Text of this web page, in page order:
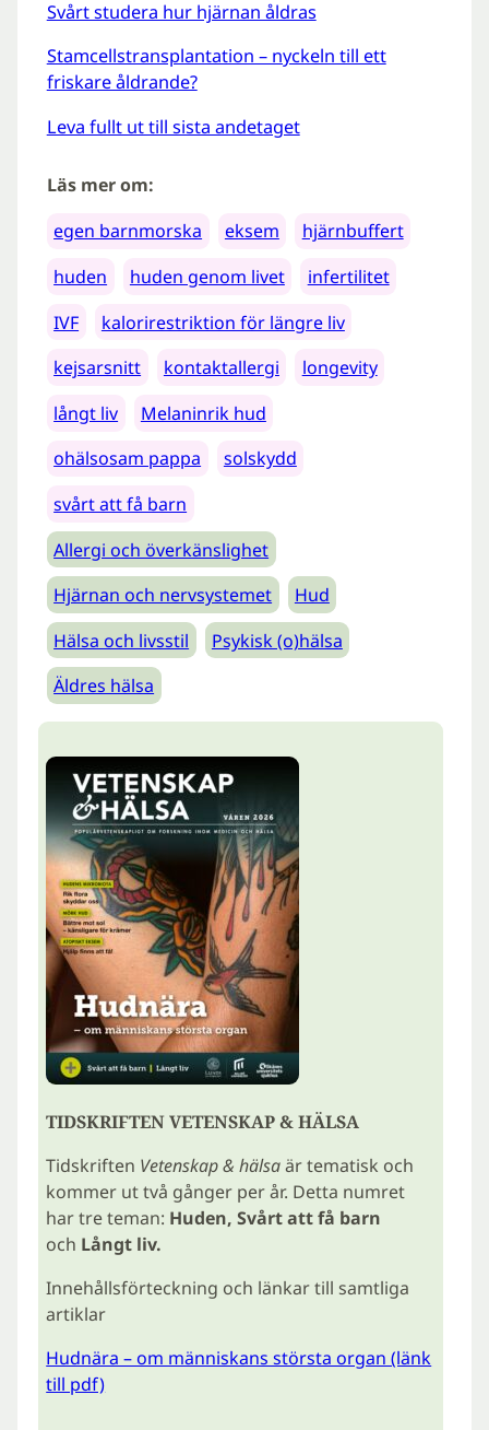
Svårt studera hur hjärnan åldras
Stamcellstransplantation – nyckeln till ett
friskare åldrande?
Leva fullt ut till sista andetaget
Läs mer om:
egen barnmorska
eksem
hjärnbuffert
huden
huden genom livet
infertilitet
IVF
kalorirestriktion för längre liv
kejsarsnitt
kontaktallergi
longevity
långt liv
Melaninrik hud
ohälsosam pappa
solskydd
svårt att få barn
Allergi och överkänslighet
Hjärnan och nervsystemet
Hud
Hälsa och livsstil
Psykisk (o)hälsa
Äldres hälsa
TIDSKRIFTEN VETENSKAP & HÄLSA
Tidskriften Vetenskap & hälsaär tematisk och
kommer ut två gånger per år. Detta numret
har tre teman: Huden, Svårt att få barn
och Långt liv.
Innehållsförteckning och länkar till samtliga
artiklar
Hudnära – om människans största organ (länk
till pdf)